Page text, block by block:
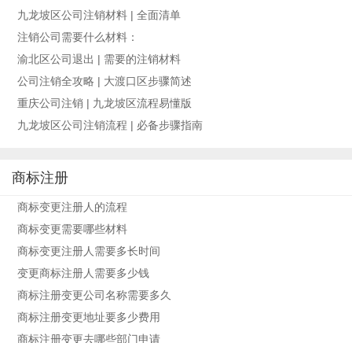
九龙坡区公司注销材料 | 全面清单
注销公司需要什么材料：
渝北区公司退出 | 需要的注销材料
公司注销全攻略 | 大渡口区步骤简述
重庆公司注销 | 九龙坡区流程易懂版
九龙坡区公司注销流程 | 必备步骤指南
商标注册
商标变更注册人的流程
商标变更需要哪些材料
商标变更注册人需要多长时间
变更商标注册人需要多少钱
商标注册变更公司名称需要多久
商标注册变更地址要多少费用
商标注册变更去哪些部门申请